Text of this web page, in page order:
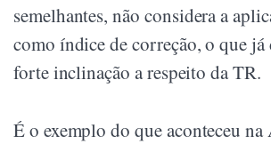
semelhantes, não considera a
como índice de correção, o que já
forte inclinação a respeito da TR.
É o exemplo do que aconteceu